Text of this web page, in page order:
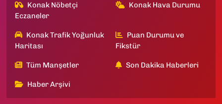
Konak Nöbetçi
Eczaneler
Konak Hava Durumu
Konak Trafik Yoğunluk
Haritası
Puan Durumu ve
Fikstür
Tüm Manşetler Son Dakika Haberleri
Haber Arşivi